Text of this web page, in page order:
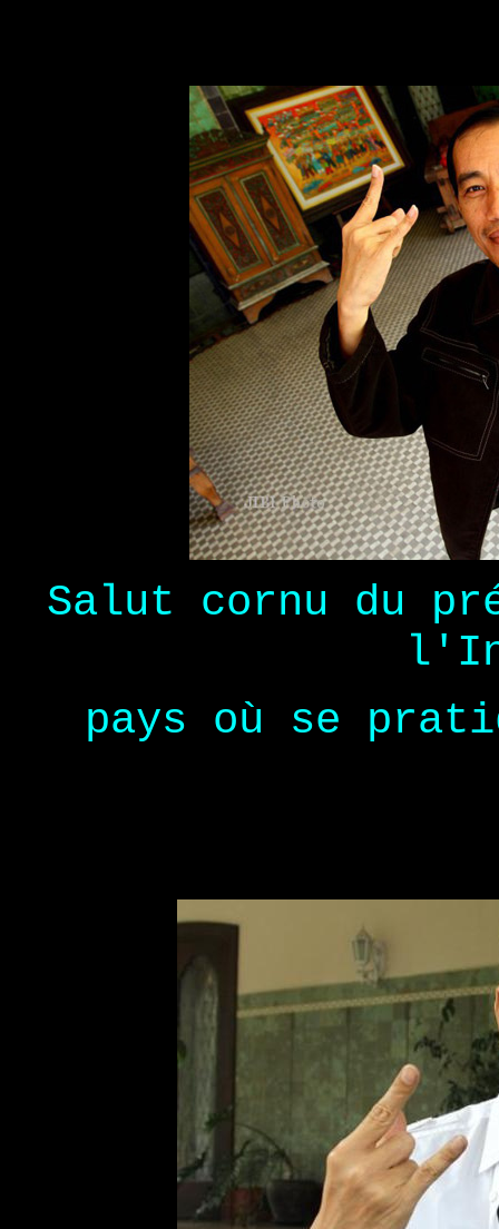
Salut cornu du
pays où se